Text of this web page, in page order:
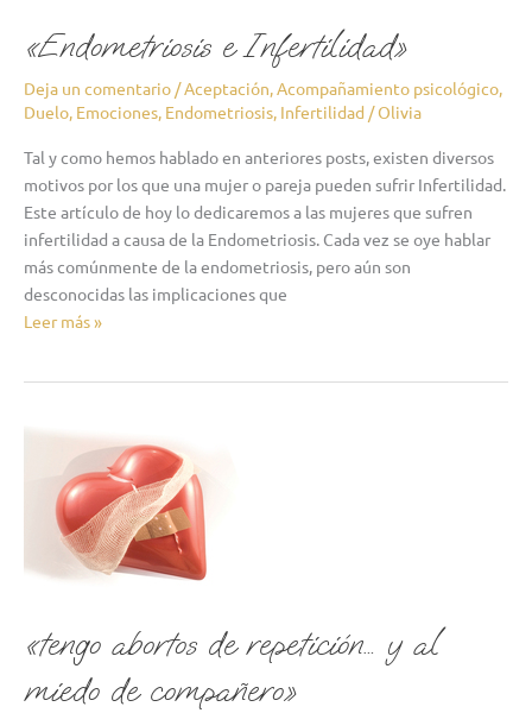
«Endometriosis e Infertilidad»
Deja un comentario /Aceptación,Acompañamiento psicológico,
Duelo, Emociones, Endometriosis, Infertilidad /Olivia
Tal y como hemos hablado en anteriores posts, existen diversos
motivos por los que una mujer o pareja pueden sufrir Infertilidad.
Este artículo de hoy lo dedicaremos a las mujeres que sufren
infertilidad a causa de la Endometriosis. Cada vez se oye hablar
más comúnmente de la endometriosis, pero aún son
desconocidas las implicaciones que
Leer más »
«tengo abortos de repetición… y al
miedo de compañero»
«tengo
repetición…
al
compañero»